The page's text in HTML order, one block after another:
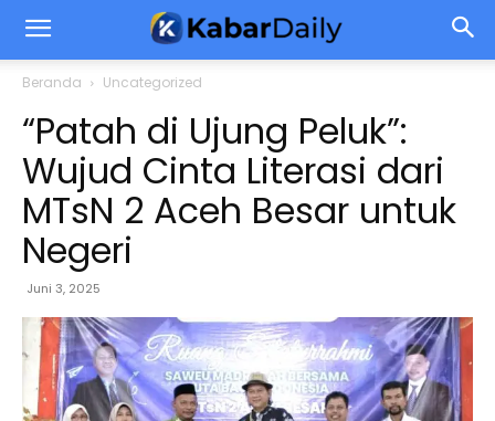
Beranda Uncategorized
“Patah di Ujung Peluk”:
Wujud Cinta Literasi dari
MTsN 2 Aceh Besar untuk
Negeri
Juni 3, 2025